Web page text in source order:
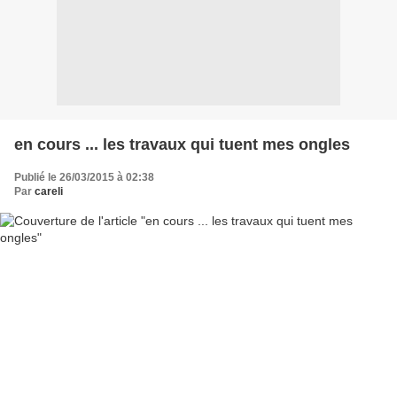
en cours ... les travaux qui tuent mes ongles
Publié le 26/03/2015 à 02:38
Par careli